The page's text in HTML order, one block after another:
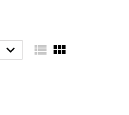
  